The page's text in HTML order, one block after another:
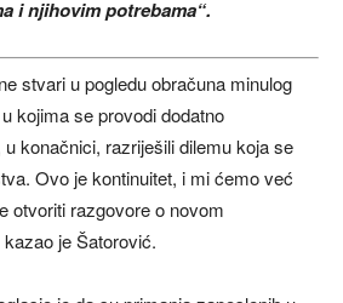
i njihovim potrebama“.
stvari u pogledu obračuna minulog
kojima se provodi dodatno
konačnici, razriješili dilemu koja se
Ovo je kontinuitet, i mi ćemo već
otvoriti razgovore o novom
je Šatorović.